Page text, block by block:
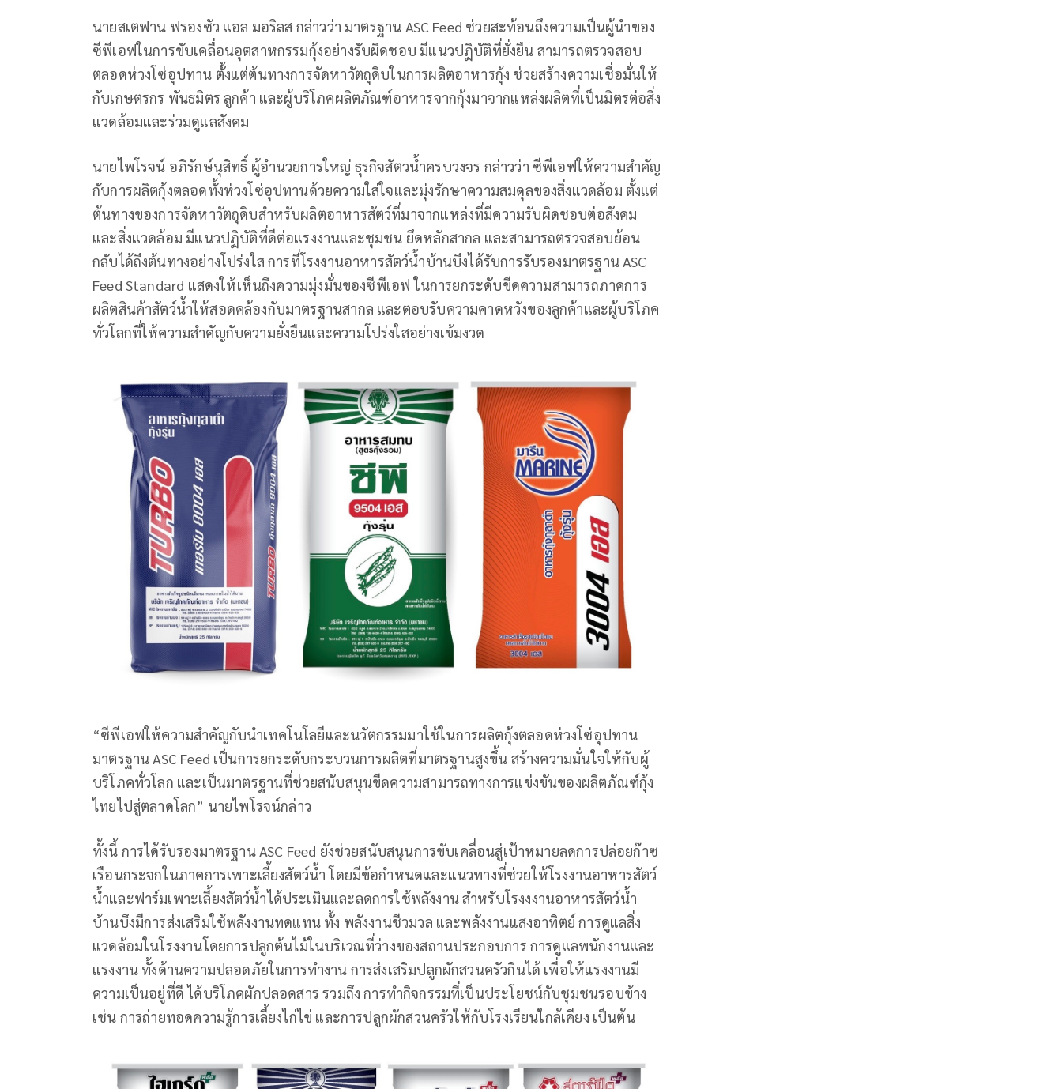
นายสเตฟาน ฟรองซัว แอล มอริลส กล่าวว่า มาตรฐาน ASC Feed ช่วยสะท้อนถึงความเป็นผู้นำของ
ซีพีเอฟในการขับเคลื่อนอุตสาหกรรมกุ้งอย่างรับผิดชอบ มีแนวปฏิบัติที่ยั่งยืน สามารถตรวจสอบ
ตลอดห่วงโซ่อุปทาน ตั้งแต่ต้นทางการจัดหาวัตถุดิบในการผลิตอาหารกุ้ง ช่วยสร้างความเชื่อมั่นให้
กับเกษตรกร พันธมิตร ลูกค้า และผู้บริโภคผลิตภัณฑ์อาหารจากกุ้งมาจากแหล่งผลิตที่เป็นมิตรต่อสิ่ง
แวดล้อมและร่วมดูแลสังคม
นายไพโรจน์ อภิรักษ์นุสิทธิ์ ผู้อำนวยการใหญ่ ธุรกิจสัตวน้ำครบวงจร กล่าวว่า ซีพีเอฟให้ความสำคัญ
กับการผลิตกุ้งตลอดทั้งห่วงโซ่อุปทานด้วยความใส่ใจและมุ่งรักษาความสมดุลของสิ่งแวดล้อม ตั้งแต่
ต้นทางของการจัดหาวัตถุดิบสำหรับผลิตอาหารสัตว์ที่มาจากแหล่งที่มีความรับผิดชอบต่อสังคม
และสิ่งแวดล้อม มีแนวปฏิบัติที่ดีต่อแรงงานและชุมชน ยึดหลักสากล และสามารถตรวจสอบย้อน
กลับได้ถึงต้นทางอย่างโปร่งใส การที่โรงงานอาหารสัตว์น้ำบ้านบึงได้รับการรับรองมาตรฐาน ASC
Feed Standard แสดงให้เห็นถึงความมุ่งมั่นของซีพีเอฟ ในการยกระดับขีดความสามารถภาคการ
ผลิตสินค้าสัตว์น้ำให้สอดคล้องกับมาตรฐานสากล และตอบรับความคาดหวังของลูกค้าและผู้บริโภค
ทั่วโลกที่ให้ความสำคัญกับความยั่งยืนและความโปร่งใสอย่างเข้มงวด
“ซีพีเอฟให้ความสำคัญกับนำเทคโนโลยีและนวัตกรรมมาใช้ในการผลิตกุ้งตลอดห่วงโซ่อุปทาน
มาตรฐาน ASC Feed เป็นการยกระดับกระบวนการผลิตที่มาตรฐานสูงขึ้น สร้างความมั่นใจให้กับผู้
บริโภคทั่วโลก และเป็นมาตรฐานที่ช่วยสนับสนุนขีดความสามารถทางการแข่งขันของผลิตภัณฑ์กุ้ง
ไทยไปสู่ตลาดโลก” นายไพโรจน์กล่าว
ทั้งนี้ การได้รับรองมาตรฐาน ASC Feed ยังช่วยสนับสนุนการขับเคลื่อนสู่เป้าหมายลดการปล่อยก๊าซ
เรือนกระจกในภาคการเพาะเลี้ยงสัตว์น้ำ โดยมีข้อกำหนดและแนวทางที่ช่วยให้โรงงานอาหารสัตว์
น้ำและฟาร์มเพาะเลี้ยงสัตว์น้ำได้ประเมินและลดการใช้พลังงาน สำหรับโรงงงานอาหารสัตว์น้ำ
บ้านบึงมีการส่งเสริมใช้พลังงานทดแทน ทั้ง พลังงานชีวมวล และพลังงานแสงอาทิตย์ การดูแลสิ่ง
แวดล้อมในโรงงานโดยการปลูกต้นไม้ในบริเวณที่ว่างของสถานประกอบการ การดูแลพนักงานและ
แรงงาน ทั้งด้านความปลอดภัยในการทำงาน การส่งเสริมปลูกผักสวนครัวกินได้ เพื่อให้แรงงานมี
ความเป็นอยู่ที่ดี ได้บริโภคผักปลอดสาร รวมถึง การทำกิจกรรมที่เป็นประโยชน์กับชุมชนรอบข้าง
เช่น การถ่ายทอดความรู้การเลี้ยงไก่ไข่ และการปลูกผักสวนครัวให้กับโรงเรียนใกล้เคียง เป็นต้น